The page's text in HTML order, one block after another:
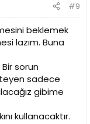
#9
beklemek
lazım. Buna
sorun
sadece
gibime
kullanacaktır.